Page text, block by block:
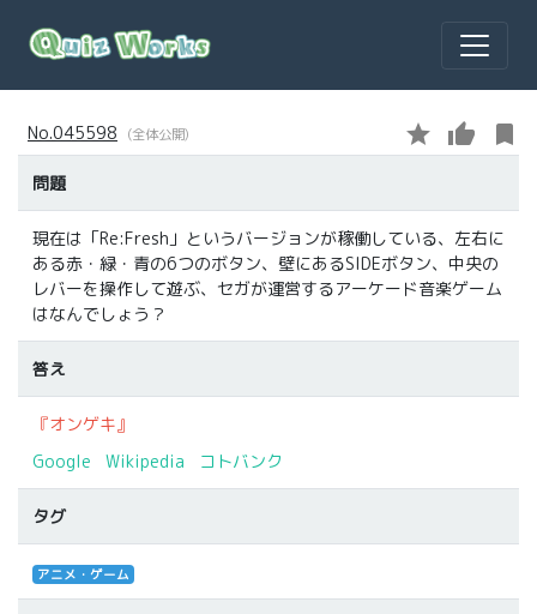
No.045598 (全体公開) star thumb_up bookmark
問題
現在は「Re:Fresh」というバージョンが稼働している、左右に
ある赤・緑・青の6つのボタン、壁にあるSIDEボタン、中央の
レバーを操作して遊ぶ、セガが運営するアーケード音楽ゲーム
はなんでしょう？
答え
『オンゲキ』
Google
Wikipedia コトバンク
タグ
アニメ・ゲーム